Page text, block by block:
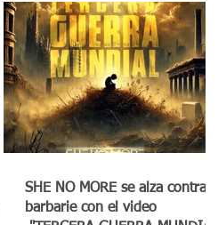
SHE NO MORE se alza contra la
barbarie con el video